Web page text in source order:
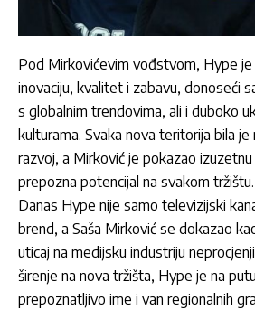
Pod Mirkovićevim vođstvom, Hype
inovaciju, kvalitet i zabavu, donoseći
s globalnim trendovima, ali i duboko
kulturama. Svaka nova teritorija bila
razvoj, a Mirković je pokazao
prepozna potencijal na svakom tržištu.
Danas Hype nije samo televizijski
brend, a Saša Mirković se dokazao
uticaj na medijsku industriju
širenje na nova tržišta, Hype je na
prepoznatljivo ime i van regionalnih